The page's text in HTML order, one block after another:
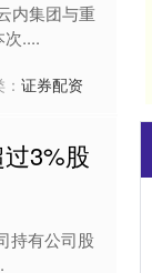
内集团与重
....
证券配资
3%股
持有公司股